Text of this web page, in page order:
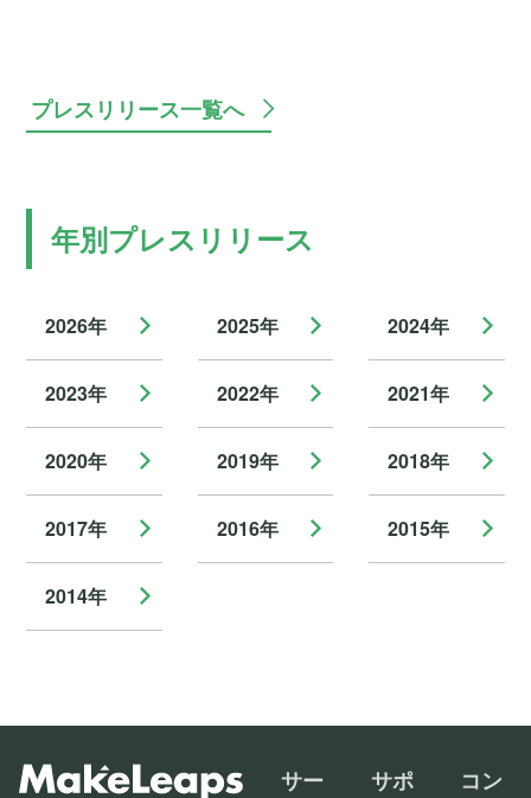
プレスリリース一覧へ
年別プレスリリース
2026年 2025年 2024年
2023年 2022年 2021年
2020年 2019年 2018年
2017年 2016年 2015年
2014年
サー
サポ
コン